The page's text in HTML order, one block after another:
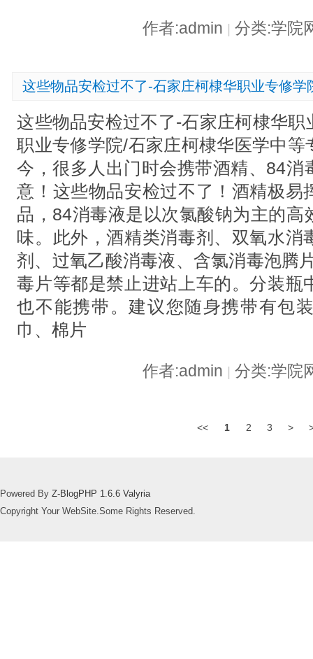
作者:admin 分类:学院
这些物品安检过不了-石家庄柯棣华职业专修学
这些物品安检过不了-石家庄柯棣华
职业专修学院/石家庄柯棣华医学中
今，很多人出门时会携带酒精、84消
意！这些物品安检过不了！酒精极易
品，84消毒液是以次氯酸钠为主的高
味。此外，酒精类消毒剂、双氧水消
剂、过氧乙酸消毒液、含氯消毒泡腾
毒片等都是禁止进站上车的。分装瓶
也不能携带。建议您随身携带有包
巾、棉片
作者:admin | 分类:学院
<< 1 2 3 >
Powered By Z-BlogPHP 1.6.6 Valyria
Copyright Your WebSite.Some Rights Reserved.